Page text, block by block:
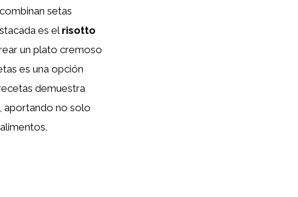
setas
es el risotto
un plato cremoso
es una opción
demuestra
aportando no solo